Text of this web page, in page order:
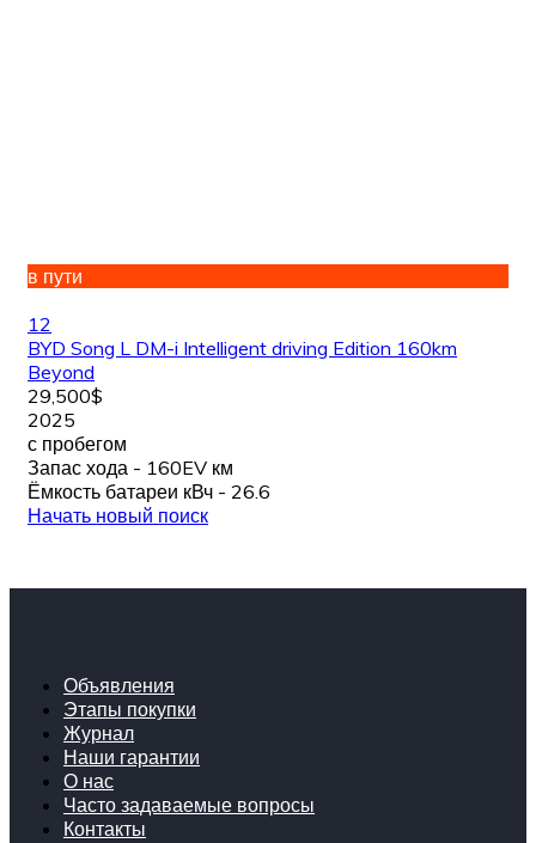
в пути
12
BYD Song L DM-i Intelligent driving Edition 160km
Beyond
29,500$
2025
с пробегом
Запас хода - 160EV км
Ёмкость батареи кВч - 26.6
Начать новый поиск
Объявления
Этапы покупки
Журнал
Наши гарантии
О нас
Часто задаваемые вопросы
Контакты